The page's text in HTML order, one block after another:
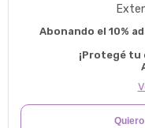
Abonando el 10%
¡Protegé tu